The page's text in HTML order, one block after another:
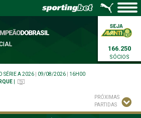
166.250
SÓCIOS
SÉRIE A 2026 09/08/2026
16H00
PRÓXIMAS
PARTIDAS